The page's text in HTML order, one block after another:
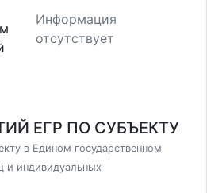
Информация
отсутствует
ЕГР ПО СУБЪЕКТУ
в Едином государственном
и индивидуальных